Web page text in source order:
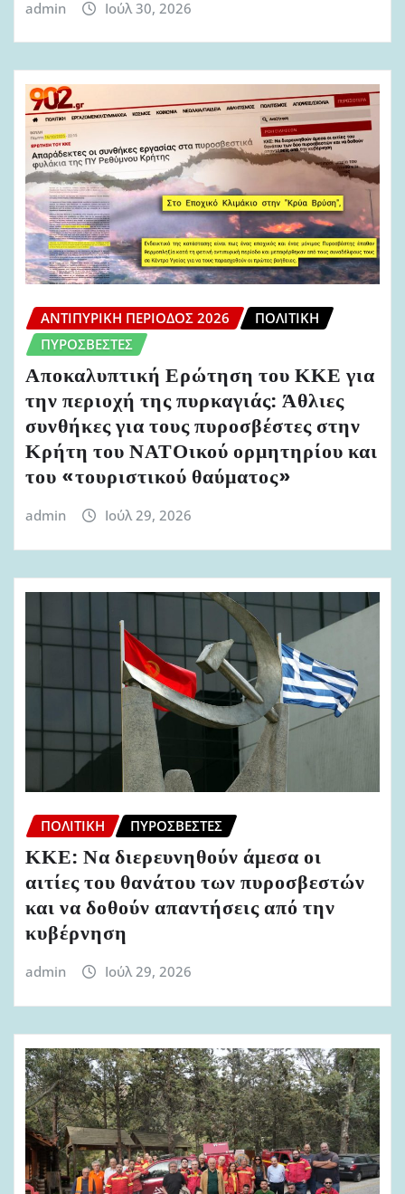
admin Ιούλ 30, 2026
ΑΝΤΙΠΥΡΙΚΉ ΠΕΡΊΟΔΟΣ 2026
ΠΟΛΙΤΙΚΉ
ΠΥΡΟΣΒΈΣΤΕΣ
Αποκαλυπτική Ερώτηση του ΚΚΕ για
την περιοχή της πυρκαγιάς: Άθλιες
συνθήκες για τους πυροσβέστες στην
Κρήτη του ΝΑΤΟικού ορμητηρίου και
του «τουριστικού θαύματος»
admin Ιούλ 29, 2026
ΠΟΛΙΤΙΚΉ ΠΥΡΟΣΒΈΣΤΕΣ
ΚΚΕ: Να διερευνηθούν άμεσα οι
αιτίες του θανάτου των πυροσβεστών
και να δοθούν απαντήσεις από την
κυβέρνηση
admin Ιούλ 29, 2026